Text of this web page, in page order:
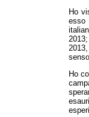
Ho
esso
Ho